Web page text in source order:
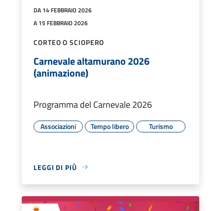
DA 14 FEBBRAIO 2026
A 15 FEBBRAIO 2026
CORTEO O SCIOPERO
Carnevale altamurano 2026
(animazione)
Programma del Carnevale 2026
Associazioni Tempo libero Turismo
LEGGI DI PIÙ